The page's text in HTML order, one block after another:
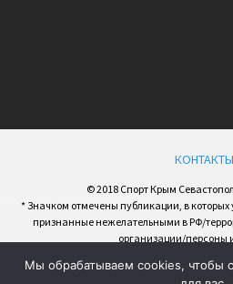
КОНТАКТЫ
© 2018 Спорт Крым
* Значком отмечены публикации, в
признанные нежелательными в РФ/
организации/персоны
Мы обрабатываем cookies, чтобы